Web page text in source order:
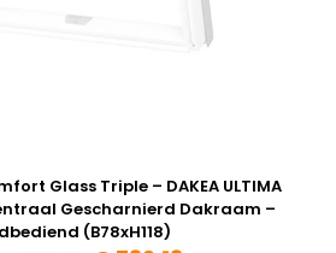
Glass Triple – DAKEA ULTIMA
Gescharnierd Dakraam –
(B78xH118)